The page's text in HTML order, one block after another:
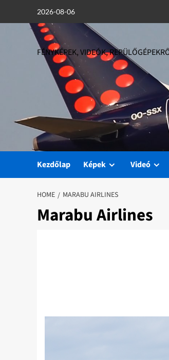
2026-08-06
FÉNYKÉPEK, VIDEÓK,
Kezdőlap Képek Videó
HOME MARABU AIRLINES
Marabu Airlines